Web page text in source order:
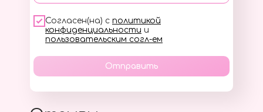
Согласен(на) с политикой
конфиденциальности и
пользовательским согл-ем
Отправить